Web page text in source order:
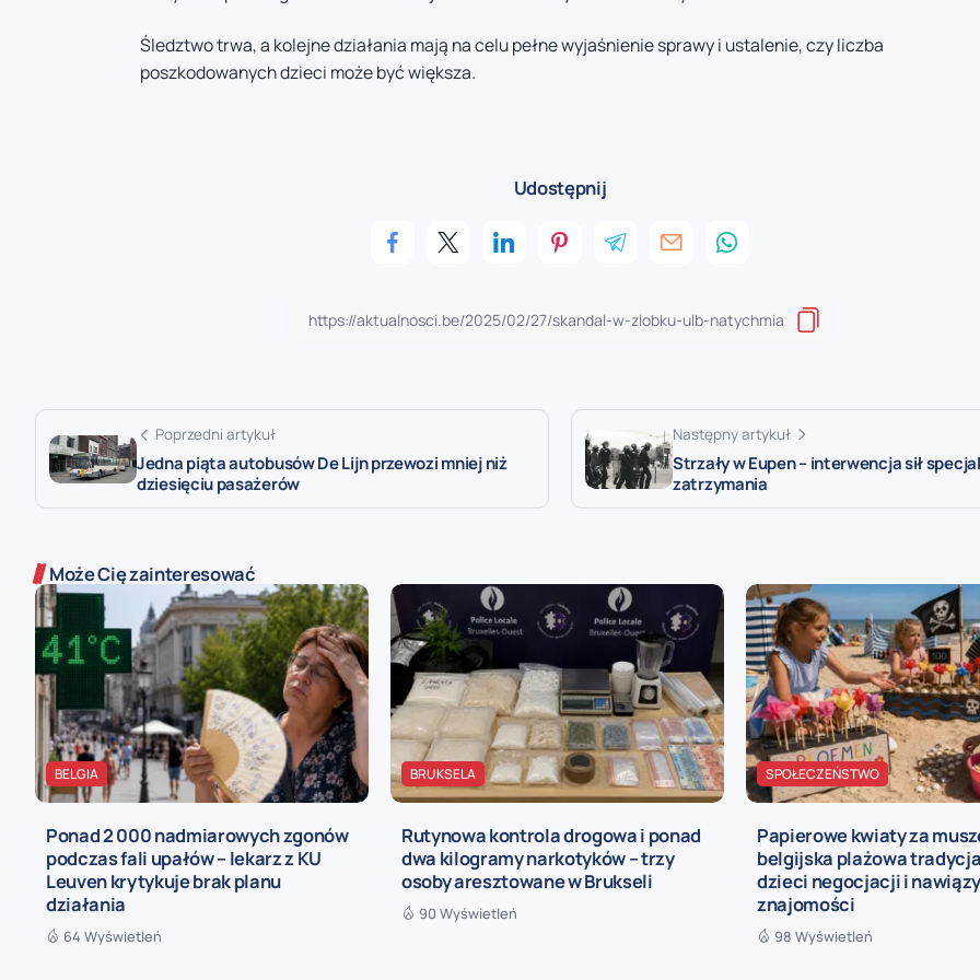
Śledztwo trwa, a kolejne działania mają na celu pełne wyjaśnienie sprawy i ustalenie, czy liczba
poszkodowanych dzieci może być większa.
Udostępnij
Poprzedni artykuł
Jedna piąta autobusów De Lijn przewozi mniej niż
dziesięciu pasażerów
Następny artykuł
Strzały w Eupen – interwencja sił
zatrzymania
Może Cię zainteresować
BELGIA
Ponad 2 000 nadmiarowych zgonów
podczas fali upałów – lekarz z KU
Leuven krytykuje brak planu
działania
64 Wyświetleń
BRUKSELA
Rutynowa kontrola drogowa i ponad
dwa kilogramy narkotyków – trzy
osoby aresztowane w Brukseli
90 Wyświetleń
SPOŁECZEŃSTWO
Papierowe kwiaty za
belgijska plażowa
dzieci negocjacji i
znajomości
98 Wyświetleń